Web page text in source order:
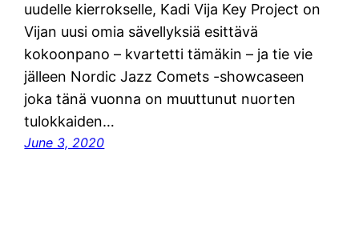
uudelle kierrokselle, Kadi Vija Key Project on
Vijan uusi omia sävellyksiä esittävä
kokoonpano – kvartetti tämäkin – ja tie vie
jälleen Nordic Jazz Comets -showcaseen
joka tänä vuonna on muuttunut nuorten
tulokkaiden…
June 3, 2020